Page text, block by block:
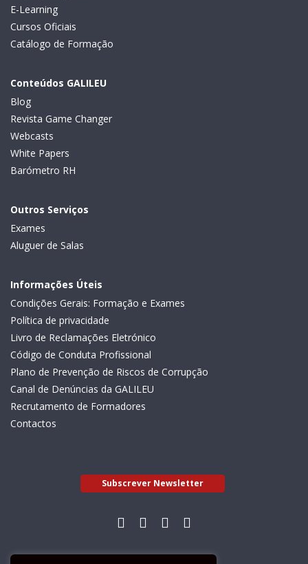
E-Learning
Cursos Oficiais
Catálogo de Formação
Conteúdos GALILEU
Blog
Revista Game Changer
Webcasts
White Papers
Barómetro RH
Outros Serviços
Exames
Aluguer de Salas
Informações Úteis
Condições Gerais: Formação e Exames
Política de privacidade
Livro de Reclamações Eletrónico
Código de Conduta Profissional
Plano de Prevenção de Riscos de Corrupção
Canal de Denúncias da GALILEU
Recrutamento de Formadores
Contactos
Subscrever Newsletter